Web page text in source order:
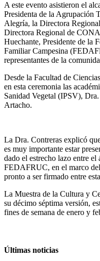
A este evento asistieron el
Presidenta de la Agrupación
Alegría, la Directora
Directora Regional de
Huechante, Presidente de la
Familiar Campesina
representantes de la
Desde la Facultad de
en esta ceremonia las
Sanidad Vegetal (IPSV),
Artacho.
La Dra. Contreras explicó
es muy importante estar
dado el estrecho lazo entre
FEDAFRUC, en el marco
pronto a ser firmado entre
La Muestra de la Cultura y
su décimo séptima versión,
fines de semana de enero y
Últimas noticias